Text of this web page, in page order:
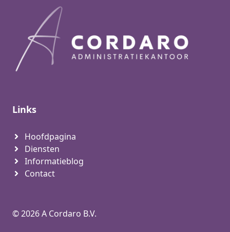
Links
Hoofdpagina
Diensten
Informatieblog
Contact
© 2026 A Cordaro B.V.